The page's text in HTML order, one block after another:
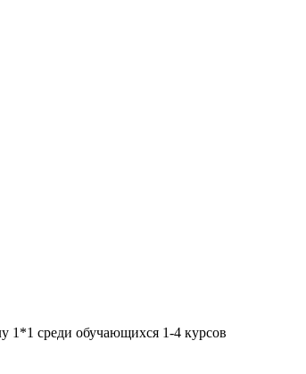
1*1 среди обучающихся 1-4 курсов